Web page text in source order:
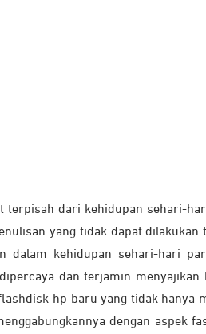
terpisah dari kehidupan sehari-
yang tidak dapat
kehidupan sehari-hari
dan terjamin
hp baru yang tidak hanya
dengan aspek